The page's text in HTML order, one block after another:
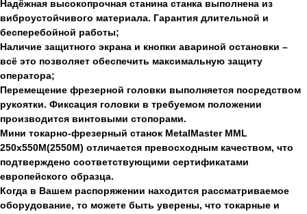
Надёжная высокопрочная станина станка выполнена из
виброустойчивого материала. Гарантия длительной и
бесперебойной работы;
Наличие защитного экрана и кнопки авариной остановки –
всё это позволяет обеспечить максимальную защиту
оператора;
Перемещение фрезерной головки выполняется посредством
рукоятки. Фиксация головки в требуемом положении
производится винтовыми стопорами.
Мини токарно-фрезерный станок MetalMaster MML
250х550М(2550М) отличается превосходным качеством, что
подтверждено соответствующими сертификатами
европейского образца.
Когда в Вашем распоряжении находится рассматриваемое
оборудование, то можете быть уверены, что токарные и